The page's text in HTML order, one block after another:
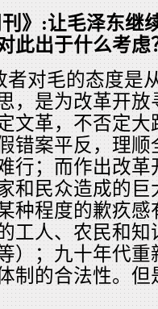
》:让毛泽东继
此出于什么考虑
者对毛的态度是
，是为改革开
文革，不否定
错案平反，理
行；而作出改
和民众造成的
种程度的歉疚
工人、农民和
）；九十年代
制的合法性。